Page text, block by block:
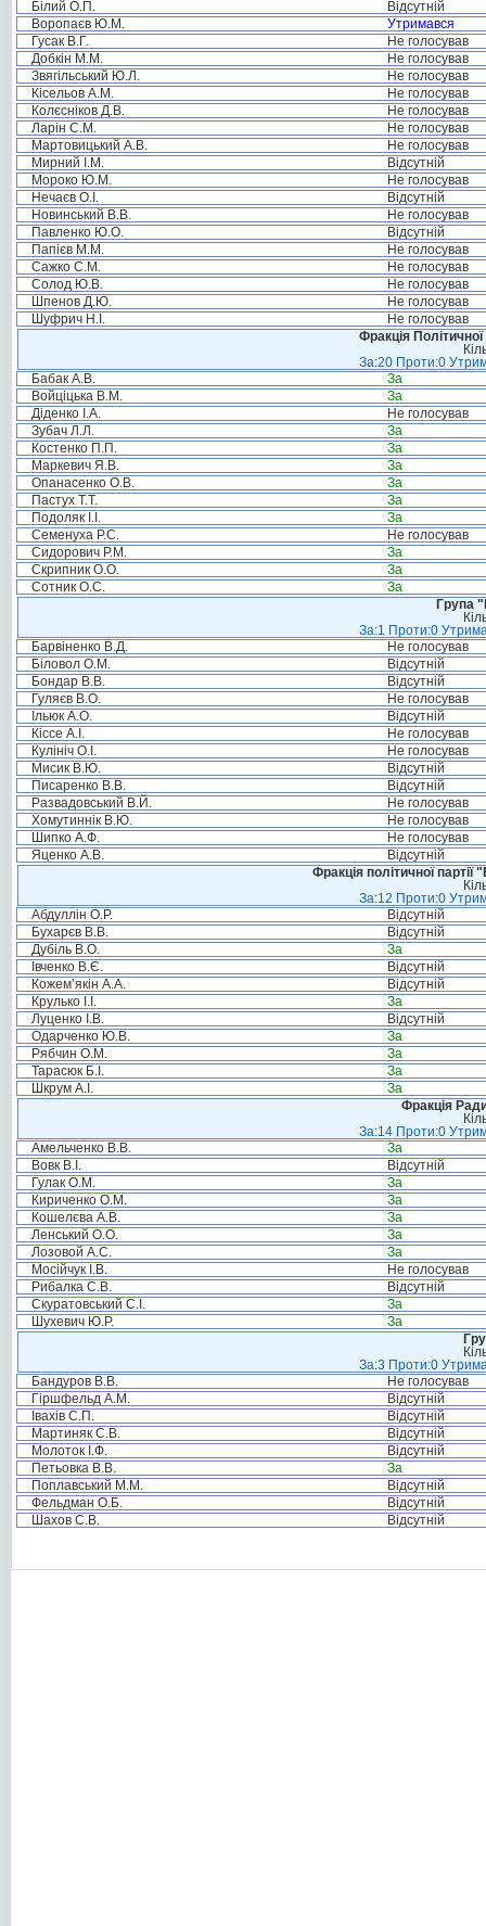
Білий О.П.
Відсутній
Воропаєв Ю.М.
Утримався
Гусак В.Г.
Не голосував
Добкін М.М.
Не голосував
Звягільський Ю.Л.
Не голосував
Кісельов А.М.
Не голосував
Колєсніков Д.В.
Не голосував
Ларін С.М.
Не голосував
Мартовицький А.В.
Не голосував
Мирний І.М.
Відсутній
Мороко Ю.М.
Не голосував
Нечаєв О.І.
Відсутній
Новинський В.В.
Не голосував
Павленко Ю.О.
Відсутній
Папієв М.М.
Не голосував
Сажко С.М.
Не голосував
Солод Ю.В.
Не голосував
Шпенов Д.Ю.
Не голосував
Шуфрич Н.І.
Не голосував
Фракція
За:20 Проти:0
Бабак А.В.
За
Войціцька В.М.
За
Діденко І.А.
Не голосував
Зубач Л.Л.
За
Костенко П.П.
За
Маркевич Я.В.
За
Опанасенко О.В.
За
Пастух Т.Т.
За
Подоляк І.І.
За
Семенуха Р.С.
Не голосував
Сидорович Р.М.
За
Скрипник О.О.
За
Сотник О.С.
За
Група
За:1 Проти:0
Барвіненко В.Д.
Не голосував
Біловол О.М.
Відсутній
Бондар В.В.
Відсутній
Гуляєв В.О.
Не голосував
Ільюк А.О.
Відсутній
Кіссе А.І.
Не голосував
Кулініч О.І.
Не голосував
Мисик В.Ю.
Відсутній
Писаренко В.В.
Відсутній
Развадовський В.Й.
Не голосував
Хомутиннік В.Ю.
Не голосував
Шипко А.Ф.
Не голосував
Яценко А.В.
Відсутній
Фракція політичної
За:12 Проти:0
Абдуллін О.Р.
Відсутній
Бухарєв В.В.
Відсутній
Дубіль В.О.
За
Івченко В.Є.
Відсутній
Кожем’якін А.А.
Відсутній
Крулько І.І.
За
Луценко І.В.
Відсутній
Одарченко Ю.В.
За
Рябчин О.М.
За
Тарасюк Б.І.
За
Шкрум А.І.
За
Фракція
За:14 Проти:0
Амельченко В.В.
За
Вовк В.І.
Відсутній
Гулак О.М.
За
Кириченко О.М.
За
Кошелєва А.В.
За
Ленський О.О.
За
Лозовой А.С.
За
Мосійчук І.В.
Не голосував
Рибалка С.В.
Відсутній
Скуратовський С.І.
За
Шухевич Ю.Р.
За
За:3 Проти:0
Бандуров В.В.
Не голосував
Гіршфельд А.М.
Відсутній
Івахів С.П.
Відсутній
Мартиняк С.В.
Відсутній
Молоток І.Ф.
Відсутній
Петьовка В.В.
За
Поплавський М.М.
Відсутній
Фельдман О.Б.
Відсутній
Шахов С.В.
Відсутній